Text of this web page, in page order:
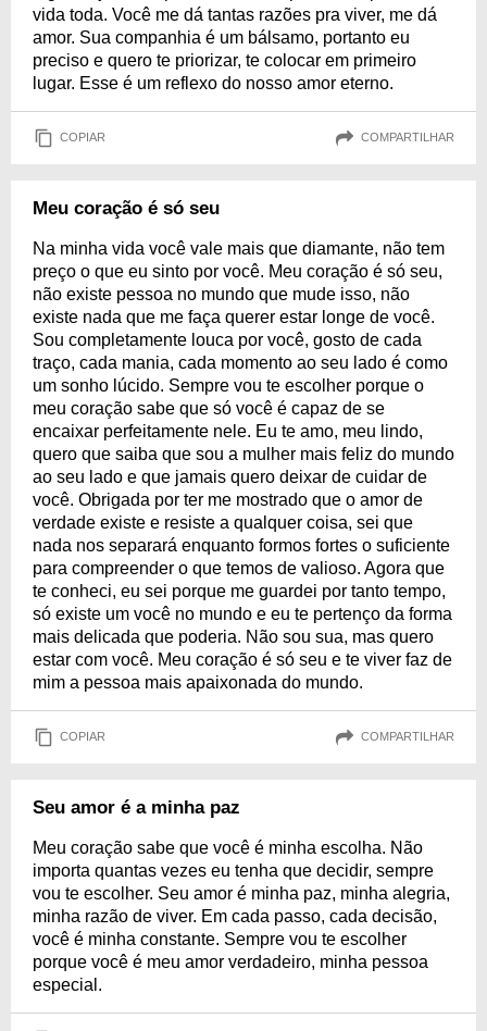
vida toda. Você me dá tantas razões pra viver, me dá
amor. Sua companhia é um bálsamo, portanto eu
preciso e quero te priorizar, te colocar em primeiro
lugar. Esse é um reflexo do nosso amor eterno.
COPIAR COMPARTILHAR
Meu coração é só seu
Na minha vida você vale mais que diamante, não tem
preço o que eu sinto por você. Meu coração é só seu,
não existe pessoa no mundo que mude isso, não
existe nada que me faça querer estar longe de você.
Sou completamente louca por você, gosto de cada
traço, cada mania, cada momento ao seu lado é como
um sonho lúcido. Sempre vou te escolher porque o
meu coração sabe que só você é capaz de se
encaixar perfeitamente nele. Eu te amo, meu lindo,
quero que saiba que sou a mulher mais feliz do mundo
ao seu lado e que jamais quero deixar de cuidar de
você. Obrigada por ter me mostrado que o amor de
verdade existe e resiste a qualquer coisa, sei que
nada nos separará enquanto formos fortes o suficiente
para compreender o que temos de valioso. Agora que
te conheci, eu sei porque me guardei por tanto tempo,
só existe um você no mundo e eu te pertenço da forma
mais delicada que poderia. Não sou sua, mas quero
estar com você. Meu coração é só seu e te viver faz de
mim a pessoa mais apaixonada do mundo.
COPIAR COMPARTILHAR
Seu amor é a minha paz
Meu coração sabe que você é minha escolha. Não
importa quantas vezes eu tenha que decidir, sempre
vou te escolher. Seu amor é minha paz, minha alegria,
minha razão de viver. Em cada passo, cada decisão,
você é minha constante. Sempre vou te escolher
porque você é meu amor verdadeiro, minha pessoa
especial.